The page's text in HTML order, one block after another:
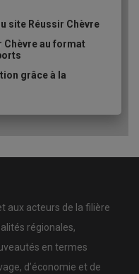
site Réussir Chèvre
Chèvre au format
grâce à la
aux acteurs de la filière
régionales,
en termes
d’économie et de